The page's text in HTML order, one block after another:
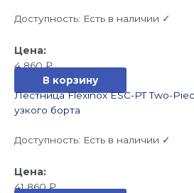
Доступность: Есть в наличии ✓
4 860₽
В корзину
Лестница Flexinox ESC-PT Two-
узкого борта
Доступность: Есть в наличии ✓
41 860₽